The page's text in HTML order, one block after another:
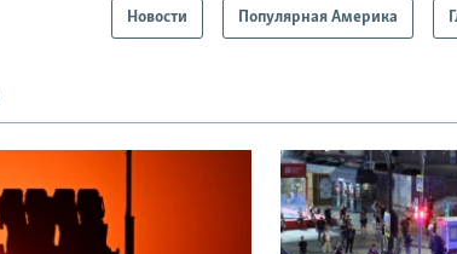
Новости Популярная Америка